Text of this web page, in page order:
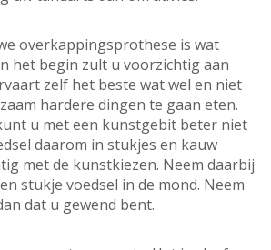
overkappingsprothese is wat
het begin zult u voorzichtig aan
zelf het beste wat wel en niet
hardere dingen te gaan eten.
u met een kunstgebit beter niet
daarom in stukjes en kauw
met de kunstkiezen. Neem daarbij
stukje voedsel in de mond. Neem
dat u gewend bent.